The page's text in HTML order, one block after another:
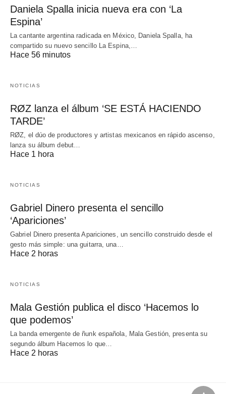
Daniela Spalla inicia nueva era con ‘La
Espina’
La cantante argentina radicada en México, Daniela Spalla, ha
compartido su nuevo sencillo La Espina,…
Hace 56 minutos
NOTICIAS
RØZ lanza el álbum ‘SE ESTÁ HACIENDO
TARDE’
RØZ, el dúo de productores y artistas mexicanos en rápido ascenso,
lanza su álbum debut…
Hace 1 hora
NOTICIAS
Gabriel Dinero presenta el sencillo
‘Apariciones’
Gabriel Dinero presenta Apariciones, un sencillo construido desde el
gesto más simple: una guitarra, una…
Hace 2 horas
NOTICIAS
Mala Gestión publica el disco ‘Hacemos lo
que podemos’
La banda emergente de ñunk española, Mala Gestión, presenta su
segundo álbum Hacemos lo que…
Hace 2 horas